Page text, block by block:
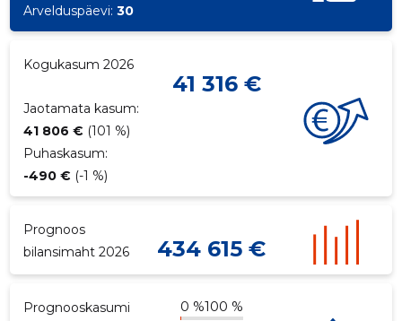
Arvelduspäevi:30
Kogukasum 2026
41 316 €
Jaotamata kasum:
41 806 € (101 %)
Puhaskasum:
-490 € (-1 %)
Prognoos
bilansimaht 2026
434 615 €
Prognooskasumi
0 %100 %